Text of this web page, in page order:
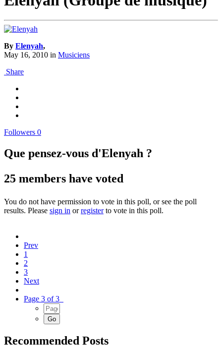
By Elenyah,
May 16, 2010 in Musiciens
Share
Followers 0
Que pensez-vous d'Elenyah ?
25 members have voted
You do not have permission to vote in this poll, or see the poll
results. Please sign in orregisterto vote in this poll.
Prev
1
2
3
Next
Page 3 of 3
Recommended Posts